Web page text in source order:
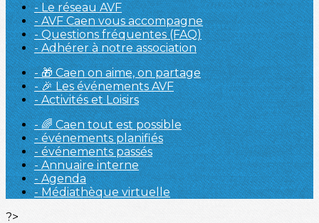
- Le réseau AVF
- AVF Caen vous accompagne
- Questions fréquentes (FAQ)
- Adhérer à notre association
- 🎁 Caen on aime, on partage
- 🎉 Les événements AVF
- Activités et Loisirs
- 🌈 Caen tout est possible
- événements planifiés
- événements passés
- Annuaire interne
- Agenda
- Médiathèque virtuelle
?>